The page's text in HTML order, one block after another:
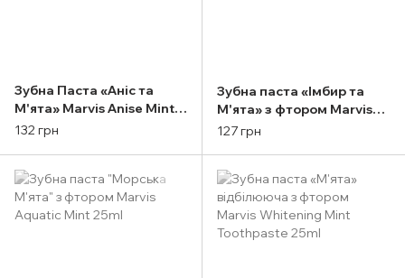
Зубна Паста «Аніс та
М'ята» Marvis Anise Mint
25ml
132 грн
Зубна паста «Імбир та
М'ята» з фтором Marvis
Ginger Mint Toothpaste
127 грн